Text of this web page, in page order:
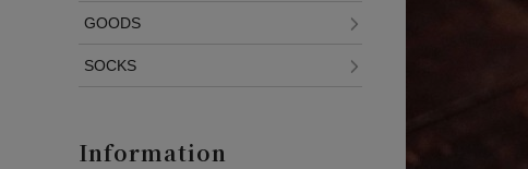
GOODS
SOCKS
Information